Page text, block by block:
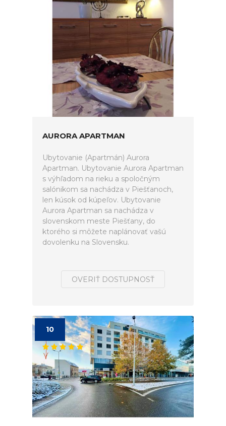
AURORA APARTMAN
Ubytovanie (Apartmán) Aurora
Apartman. Ubytovanie Aurora Apartman
s výhľadom na rieku a spoločným
salónikom sa nachádza v Piešťanoch,
len kúsok od kúpeľov. Ubytovanie
Aurora Apartman sa nachádza v
slovenskom meste Piešťany, do
ktorého si môžete naplánovať vašú
dovolenku na Slovensku.
OVERIŤ DOSTUPNOSŤ
10